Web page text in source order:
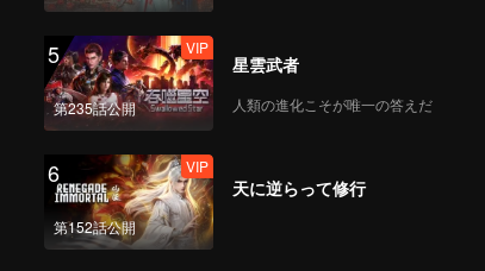
5
第235話公開
VIP
星雲武者
人類の進化こそが唯一の答えだ
6
第152話公開
VIP
天に逆らって修行